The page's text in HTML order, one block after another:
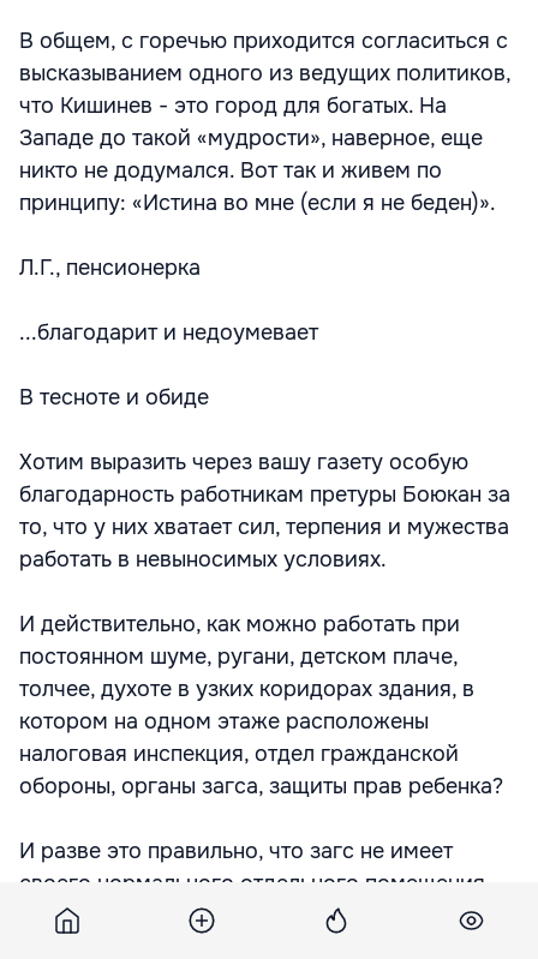
В общем, с горечью приходится согласиться с
высказыванием одного из ведущих политиков,
что Кишинев - это город для богатых. На
Западе до такой «мудрости», наверное, еще
никто не додумался. Вот так и живем по
принципу: «Истина во мне (если я не беден)».
Л.Г., пенсионерка
...благодарит и недоумевает
В тесноте и обиде
Хотим выразить через вашу газету особую
благодарность работникам претуры Боюкан за
то, что у них хватает сил, терпения и мужества
работать в невыносимых условиях.
И действительно, как можно работать при
постоянном шуме, ругани, детском плаче,
толчее, духоте в узких коридорах здания, в
котором на одном этаже расположены
налоговая инспекция, отдел гражданской
обороны, органы загса, защиты прав ребенка?
И разве это правильно, что загс не имеет
своего нормального отдельного помещения,
где должно быть красиво, торжественно и